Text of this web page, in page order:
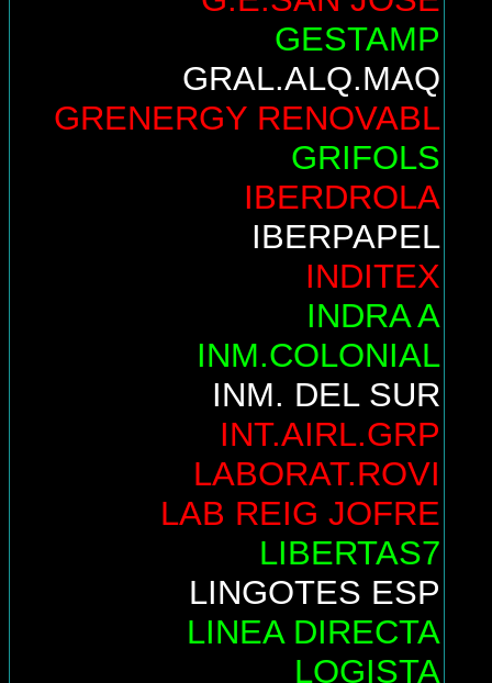
GESTAMP
GRAL.ALQ.MAQ
GRENERGY RENOVABL
GRIFOLS
IBERDROLA
IBERPAPEL
INDITEX
INDRA A
INM.COLONIAL
INM. DEL SUR
INT.AIRL.GRP
LABORAT.ROVI
LAB REIG JOFRE
LIBERTAS7
LINGOTES ESP
LINEA DIRECTA
LOGISTA